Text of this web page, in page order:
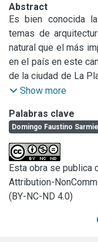
Abstract
Es bien conocida
temas de
natural que el más
en el país en este
de la ciudad de La
prócer sanjuanino.
utilizado en La
esquema urbano
entre nosotros,
progresista, la ciudad
Show more
Palabras clave
Domingo Faustino
Esta obra se publica
Attribution-
(BY-NC-ND 4.0)